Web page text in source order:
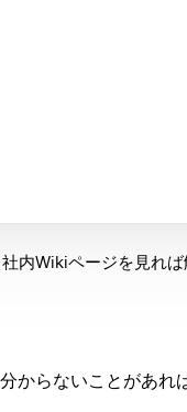
内Wikiページを見れ
からないことがあれ